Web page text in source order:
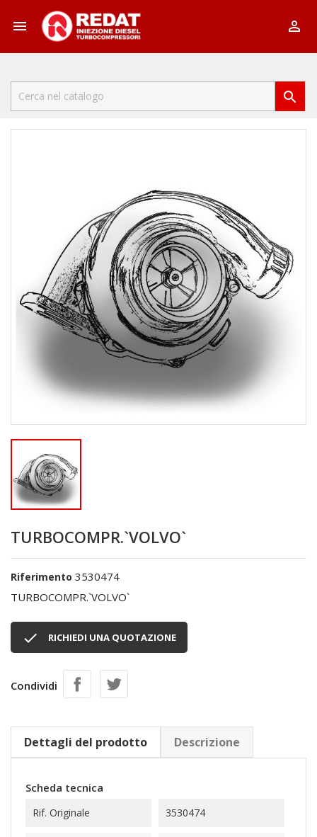
 

TURBOCOMPR.`VOLVO`
Riferimento 3530474
TURBOCOMPR.`VOLVO`
 RICHIEDI UNA QUOTAZIONE
Condividi
Dettagli del prodotto Descrizione
Scheda tecnica
Rif. Originale 3530474